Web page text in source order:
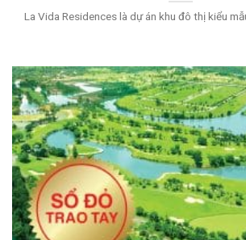
La Vida Residences là dự án khu đô thị kiểu